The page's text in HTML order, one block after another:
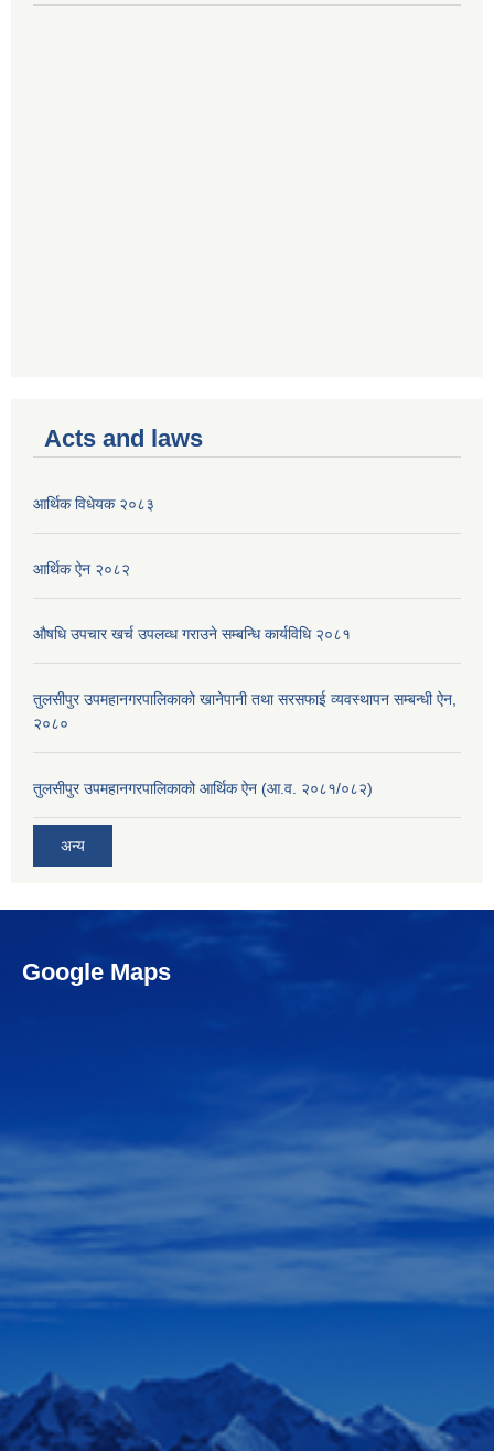
Acts and laws
आर्थिक विधेयक २०८३
आर्थिक ऐन २०८२
औषधि उपचार खर्च उपलव्ध गराउने सम्बन्धि कार्यविधि २०८१
तुलसीपुर उपमहानगरपालिकाको खानेपानी तथा सरसफाई व्यवस्थापन सम्बन्धी ऐन,
२०८०
तुलसीपुर उपमहानगरपालिकाको आर्थिक ऐन (आ.व. २०८१/०८२)
अन्य
Google Maps